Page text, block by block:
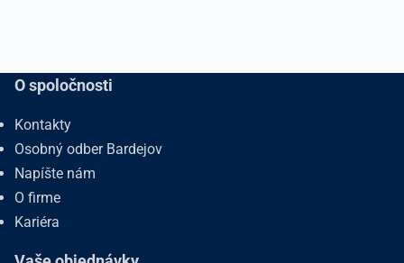
O spoločnosti
Kontakty
Osobný odber Bardejov
Napíšte nám
O firme
Kariéra